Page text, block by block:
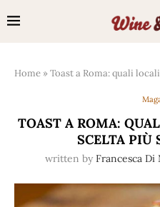
Home »Toast a Roma: quali
TOAST A ROMA:
SCELTA PIÙ
written by Francesca Di